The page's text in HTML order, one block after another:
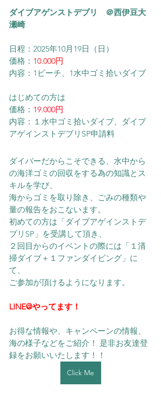
ダイブアゲンストデブリ　＠西伊豆大
瀬崎
日程：2025年10月19日（日）
価格： 10.000円
内容：1ビーチ、1水中ゴミ拾いダイブ
はじめての方は
価格： 19.000円
内容：１水中ゴミ拾いダイブ、ダイブ
アゲインストデブリSP申請料
ダイバーだからこそできる、水中から
の海洋ゴミの回収をする為の知識とス
キルを学び、
海からゴミを取り除き、ごみの種類や
量の報告をおこないます。
初めての方は「ダイブアゲインストデ
ブリSP」を受講して頂き、
２回目からのイベントの際には「１清
掃ダイブ＋１ファンダイビング」に
て、
ご参加が頂けるようになります。
LINE@やってます！
お得な情報や、キャンペーンの情報、
海の様子などをご紹介！ 是非お友達登
録をお願いいたします！！
Click Me